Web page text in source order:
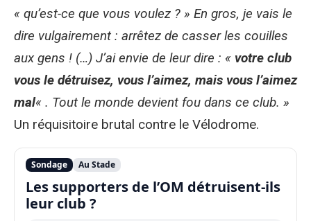
« qu’est-ce que vous voulez ? » En gros, je vais le
dire vulgairement : arrêtez de casser les couilles
aux gens ! (…) J’ai envie de leur dire : « votre club
vous le détruisez, vous l’aimez, mais vous l’aimez
mal« . Tout le monde devient fou dans ce club. »
Un réquisitoire brutal contre le Vélodrome.
Sondage Au Stade
Les supporters de l’OM détruisent-ils
leur club ?